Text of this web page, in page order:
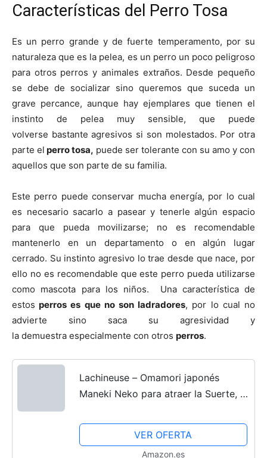
Características del Perro Tosa
Es un perro grande y de fuerte temperamento, por su
naturaleza que es la pelea, es un perro un poco peligroso
para otros perros y animales extraños. Desde pequeño
se debe de socializar sino queremos que suceda un
grave percance, aunque hay ejemplares que tienen el
instinto de pelea muy sensible, que puede
volverse bastante agresivos si son molestados. Por otra
parte el perro tosa, puede ser tolerante con su amo y con
aquellos que son parte de su familia.
Este perro puede conservar mucha energía, por lo cual
es necesario sacarlo a pasear y tenerle algún espacio
para que pueda movilizarse; no es recomendable
mantenerlo en un departamento o en algún lugar
cerrado. Su instinto agresivo lo trae desde que nace, por
ello no es recomendable que este perro pueda utilizarse
como mascota para los niños. Una característica de
estos perros es que no son ladradores, por lo cual no
advierte sino saca su agresividad y
la demuestra especialmente con otros perros.
Lachineuse – Omamori japonés
Maneki Neko para atraer la Suerte, la
japonés Tradicional – Omamori Gato
japonés – Regalo...
VER OFERTA
Amazon.es